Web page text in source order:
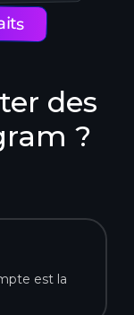
des
?
est la